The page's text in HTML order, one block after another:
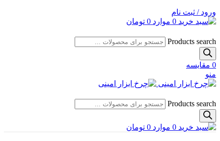
ورود / ثبت نام
0 موارد 0 تومان
Products search
0 مقایسه
منو
Products search
0 موارد 0 تومان